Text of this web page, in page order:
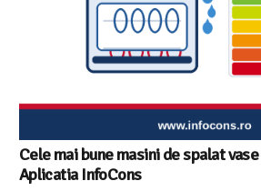
Cele mai bune masini de spalat
Aplicatia InfoCons